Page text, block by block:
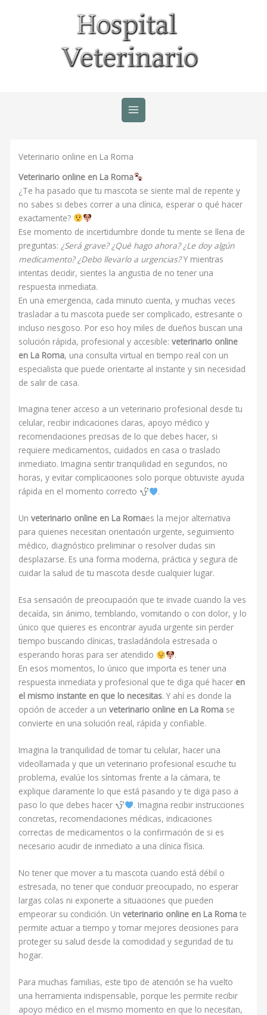
Veterinario online en La Roma
Veterinario online en La Roma
¿Te ha pasado que tu mascota se siente mal de repente y
no sabes si debes correr a una clínica, esperar o qué hacer
exactamente?
Ese momento de incertidumbre donde tu mente se llena de
preguntas: ¿Será grave? ¿Qué hago ahora? ¿Le doy algún
medicamento? ¿Debo llevarlo a urgencias?Y mientras
intentas decidir, sientes la angustia de no tener una
respuesta inmediata.
En una emergencia, cada minuto cuenta, y muchas veces
trasladar a tu mascota puede ser complicado, estresante o
incluso riesgoso. Por eso hoy miles de dueños buscan una
solución rápida, profesional y accesible:veterinario online
en La Roma, una consulta virtual en tiempo real con un
especialista que puede orientarte al instante y sin necesidad
de salir de casa.
Imagina tener acceso a un veterinario profesional desde tu
celular, recibir indicaciones claras, apoyo médico y
recomendaciones precisas de lo que debes hacer, si
requiere medicamentos, cuidados en casa o traslado
inmediato. Imagina sentir tranquilidad en segundos, no
horas, y evitar complicaciones solo porque obtuviste ayuda
rápida en el momento correcto
.
Unveterinario online en La Romaes la mejor alternativa
para quienes necesitan orientación urgente, seguimiento
médico, diagnóstico preliminar o resolver dudas sin
desplazarse. Es una forma moderna, práctica y segura de
cuidar la salud de tu mascota desde cualquier lugar.
Esa sensación de preocupación que te invade cuando la ves
decaída, sin ánimo, temblando, vomitando o con dolor, y lo
único que quieres es encontrar ayuda urgente sin perder
tiempo buscando clínicas, trasladándola estresada o
esperando horas para ser atendido
.
En esos momentos, lo único que importa es tener una
respuesta inmediata y profesional que te diga qué hacer en
el mismo instante en que lo necesitas. Y ahí es donde la
opción de acceder a unveterinario online en La Roma se
convierte en una solución real, rápida y confiable.
Imagina la tranquilidad de tomar tu celular, hacer una
videollamada y que un veterinario profesional escuche tu
problema, evalúe los síntomas frente a la cámara, te
explique claramente lo que está pasando y te diga paso a
paso lo que debes hacer
. Imagina recibir instrucciones
concretas, recomendaciones médicas, indicaciones
correctas de medicamentos o la confirmación de si es
necesario acudir de inmediato a una clínica física.
No tener que mover a tu mascota cuando está débil o
estresada, no tener que conducir preocupado, no esperar
largas colas ni exponerte a situaciones que pueden
empeorar su condición. Unveterinario online en La Roma te
permite actuar a tiempo y tomar mejores decisiones para
proteger su salud desde la comodidad y seguridad de tu
hogar.
Para muchas familias, este tipo de atención se ha vuelto
una herramienta indispensable, porque les permite recibir
apoyo médico en el mismo momento en que lo necesitan,